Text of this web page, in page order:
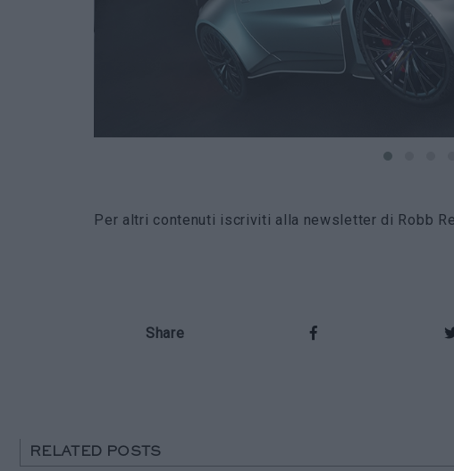
Per altri contenuti iscriviti alla newsletter di Robb
Share
RELATED POSTS